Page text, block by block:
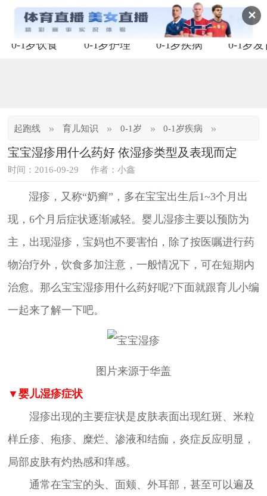
✕
0-1岁饮食 0-1岁护理 0-1岁疾病 0-1岁发
起跑线 » 育儿知识 » 0-1岁 » 0-1岁疾病 »
宝宝湿疹用什么药好 依湿疹类型及表现而定
时间：2016-09-29 作者：小鑫
湿疹，又称“奶癣”，多在宝宝出生后1~3个月出
现，6个月后症状逐渐减轻。婴儿湿疹主要以预防为
主，出现湿疹，宝妈也不要害怕，除了按医嘱进行药
物治疗外，饮食多加注意，一般情况下，可在短期内
治愈。那么宝宝湿疹用什么药好呢?下面就跟育儿小编
一起来了解一下吧。
图片来源于华盖
▼婴儿湿疹症状
湿疹出现的主要症状是皮肤表面出现红斑、米粒
样丘疹、疱疹、糜烂、渗液和结痂，炎症反应明显，
局部皮肤有灼热感和痒感。
通常在宝宝的头、面颊、外耳部，甚至可以遍及